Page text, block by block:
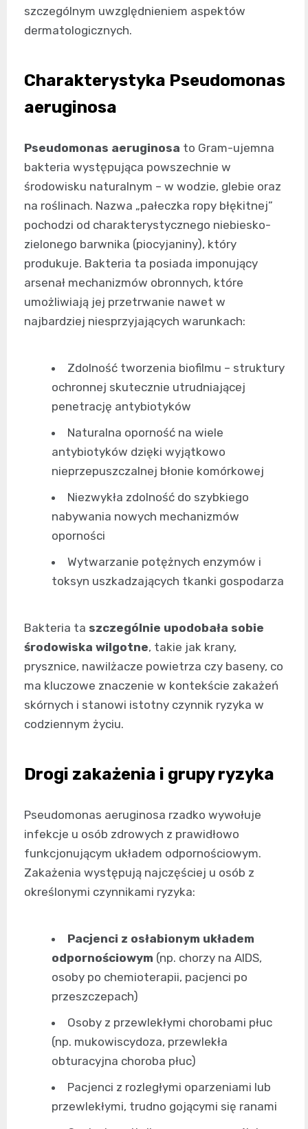
szczególnym uwzględnieniem aspektów
dermatologicznych.
Charakterystyka Pseudomonas
aeruginosa
Pseudomonas aeruginosa to Gram-ujemna
bakteria występująca powszechnie w
środowisku naturalnym – w wodzie, glebie oraz
na roślinach. Nazwa „pałeczka ropy błękitnej”
pochodzi od charakterystycznego niebiesko-
zielonego barwnika (piocyjaniny), który
produkuje. Bakteria ta posiada imponujący
arsenał mechanizmów obronnych, które
umożliwiają jej przetrwanie nawet w
najbardziej niesprzyjających warunkach:
Zdolność tworzenia biofilmu – struktury
ochronnej skutecznie utrudniającej
penetrację antybiotyków
Naturalna oporność na wiele
antybiotyków dzięki wyjątkowo
nieprzepuszczalnej błonie komórkowej
Niezwykła zdolność do szybkiego
nabywania nowych mechanizmów
oporności
Wytwarzanie potężnych enzymów i
toksyn uszkadzających tkanki gospodarza
Bakteria ta szczególnie upodobała sobie
środowiska wilgotne, takie jak krany,
prysznice, nawilżacze powietrza czy baseny, co
ma kluczowe znaczenie w kontekście zakażeń
skórnych i stanowi istotny czynnik ryzyka w
codziennym życiu.
Drogi zakażenia i grupy ryzyka
Pseudomonas aeruginosa rzadko wywołuje
infekcje u osób zdrowych z prawidłowo
funkcjonującym układem odpornościowym.
Zakażenia występują najczęściej u osób z
określonymi czynnikami ryzyka:
Pacjenci z osłabionym układem
odpornościowym (np. chorzy na AIDS,
osoby po chemioterapii, pacjenci po
przeszczepach)
Osoby z przewlekłymi chorobami płuc
(np. mukowiscydoza, przewlekła
obturacyjna choroba płuc)
Pacjenci z rozległymi oparzeniami lub
przewlekłymi, trudno gojącymi się ranami